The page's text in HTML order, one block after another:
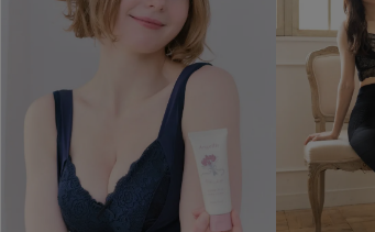
ブラ交換&返品について
ルームブラ販売店一覧
サロン卸し問い合わせフォーム
HELP
よくある質問・お問い合わせ